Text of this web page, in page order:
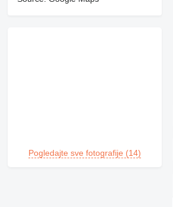
Pogledajte sve fotografije (14)